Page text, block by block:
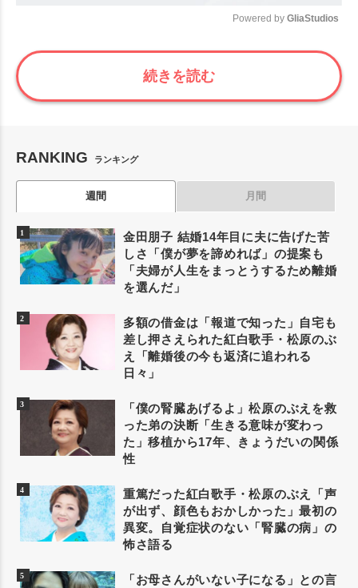
Mute
Powered by GliaStudios
続きを読む
RANKING ランキング
週間 月間
金田朋子 結婚14年目に夫に告げた苦
しさ「僕が夢を諦めれば」の提案も
「夫婦が人生をまっとうするため離婚
を選んだ」
多額の借金は「報道で知った」自宅も
差し押さえられた紅白歌手・松原のぶ
え「離婚後の今も返済に追われる
日々」
「僕の腎臓あげるよ」松原のぶえを救
った弟の決断「生きる意味が変わっ
た」移植から17年、きょうだいの関係
性
重篤だった紅白歌手・松原のぶえ「声
が出ず、顔色もおかしかった」最初の
異変。自覚症状のない「腎臓の病」の
怖さ語る
「お母さんがいない子になる」との言